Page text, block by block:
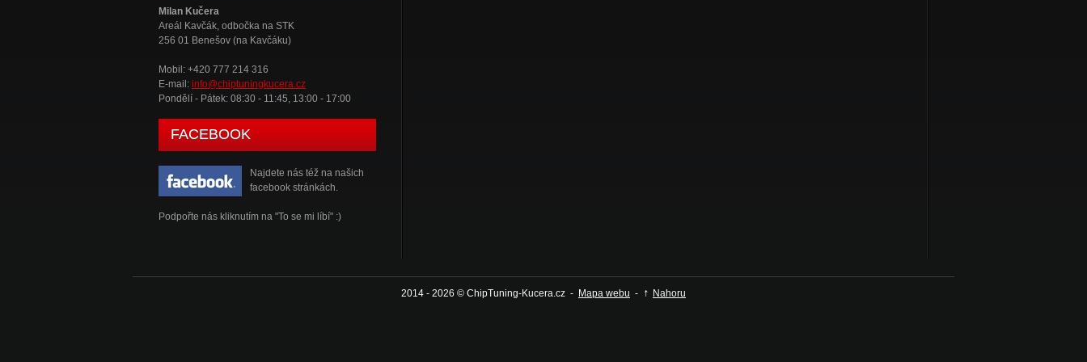
Milan Kučera
Areál Kavčák, odbočka na STK
256 01 Benešov (na Kavčáku)
Mobil: +420 777 214 316
E-mail: info@chiptuningkucera.cz
Pondělí - Pátek: 08:30 - 11:45, 13:00 - 17:00
FACEBOOK
Najdete nás též na našich
facebook stránkách.
Podpořte nás kliknutím na "To se mi líbí" :)
2014 - 2026 © ChipTuning-Kucera.cz - Mapa webu - ↑ Nahoru